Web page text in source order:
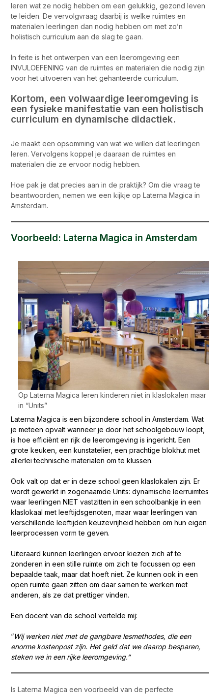
leren wat ze nodig hebben om een gelukkig, gezond leven
te leiden. De vervolgvraag daarbij is welke ruimtes en
materialen leerlingen dan nodig hebben om met zo’n
holistisch curriculum aan de slag te gaan.
In feite is het ontwerpen van een leeromgeving een
INVULOEFENING van de ruimtes en materialen die nodig zijn
voor het uitvoeren van het gehanteerde curriculum.
Kortom, een volwaardige leeromgeving is
een fysieke manifestatie van een holistisch
curriculum en dynamische didactiek.
Je maakt een opsomming van wat we willen dat leerlingen
leren. Vervolgens koppel je daaraan de ruimtes en
materialen die ze ervoor nodig hebben.
Hoe pak je dat precies aan in de praktijk? Om die vraag te
beantwoorden, nemen we een kijkje op Laterna Magica in
Amsterdam.
Voorbeeld: Laterna Magica in Amsterdam
Op Laterna Magica leren kinderen niet in klaslokalen maar
in “Units”
Laterna Magica is een bijzondere school in Amsterdam. Wat
je meteen opvalt wanneer je door het schoolgebouw loopt,
is hoe efficiënt en rijk de leeromgeving is ingericht. Een
grote keuken, een kunstatelier, een prachtige blokhut met
allerlei technische materialen om te klussen.
Ook valt op dat er in deze school geen klaslokalen zijn. Er
wordt gewerkt in zogenaamde Units: dynamische leerruimtes
waar leerlingen NIET vastzitten in een schoolbankje in een
klaslokaal met leeftijdsgenoten, maar waar leerlingen van
verschillende leeftijden keuzevrijheid hebben om hun eigen
leerprocessen vorm te geven.
Uiteraard kunnen leerlingen ervoor kiezen zich af te
zonderen in een stille ruimte om zich te focussen op een
bepaalde taak, maar dat hoeft niet. Ze kunnen ook in een
open ruimte gaan zitten om daar samen te werken met
anderen, als ze dat prettiger vinden.
Een docent van de school vertelde mij:
“Wij werken niet met de gangbare lesmethodes, die een
enorme kostenpost zijn. Het geld dat we daarop besparen,
steken we in een rijke leeromgeving.”
Is Laterna Magica een voorbeeld van de perfecte